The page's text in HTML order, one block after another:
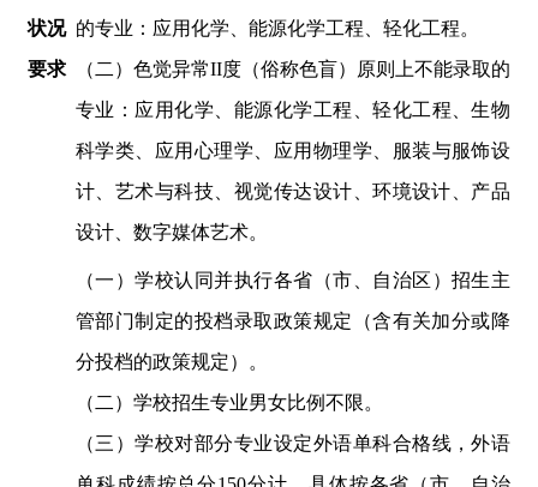
状况
要求
的专业： 应用化学、能源化学工程
轻化工程。
（ 二 ） 色觉异常II度（俗称色盲） 原则上不能录取的
专业 ： 应用化学、能源化学工程 、轻化工程 、生物
科学类
应用心理学、 应用物理学
服装与服饰设
计、艺术与科技、视觉传达设计、环境设计、产品
设计、数字媒体艺术。
（一）学校认同并执行各省（市、自治区）招生主
管部门制定的投档录取政策规定（含有关加分或降
分投档的政策规定）。
（二）学校招生专业男女比例不限。
（三）学校对部分专业设定外语单科合格线，外语